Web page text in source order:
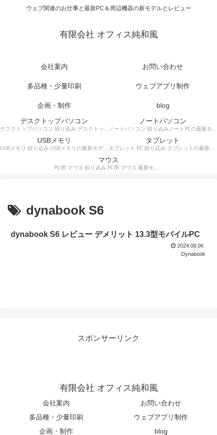
ウェブ関連のお仕事と最新PC＆周辺機器の新モデルとレビュー
有限会社 オフィス純和風
会社案内 お問い合わせ
多品種・少量印刷 ウェブアプリ制作
企画・制作
blog
デスクトップパソコン
デスクトップパソコン 絞り込み デスクトップPCの最新モデルやスペック・仕様に関する情報。
ノートパソコン
ノートパソコン 絞り込みノートPCの最新モデルやスペック・仕様に関する情報。
USBメモリ
USBメモリ 絞り込み USBメモリの最新モデルやスペック・仕様に関する情報。
タブレット
タブレット PC 絞り込み タブレットの最新モデルやスペック・仕様に関する情報。
マウス
PC用 マウス 絞り込み PC用 マウス 最新モデルやスペック・仕様に関する情報。ワイヤレスマウス、有線マウス、接続タイプなど。
dynabook S6
dynabook S6 レビュー デメリット 13.3型モバイルPC
2024.08.06
Dynabook
スポンサーリンク
有限会社 オフィス純和風
会社案内
お問い合わせ
多品種・少量印刷
ウェブアプリ制作
企画・制作
blog